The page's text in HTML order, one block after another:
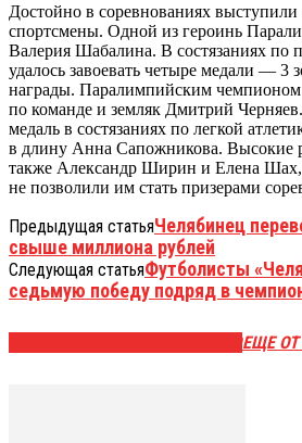
Достойно в соревнованиях
спортсмены. Одной из героинь
Валерия Шабалина. В состязаниях по
удалось завоевать четыре медали — 3
награды. Паралимпийским чемпионом
по команде и земляк Дмитрий
медаль в состязаниях по легкой
в длину Анна Сапожникова. Высокие
также Александр Ширин и Елена Шах,
не позволили им стать призерами
Предыдущая статьяЧелябинец
свыше миллиона рублей
Следующая статьяФутболисты
седьмую победу подряд в
ЕЩЕ